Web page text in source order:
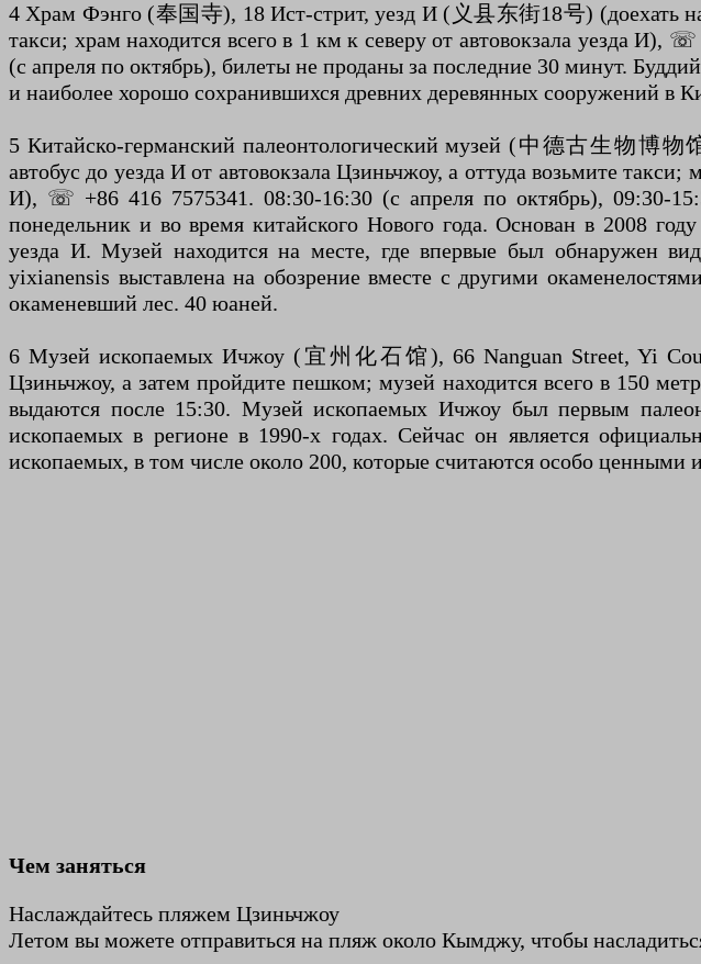
4 Храм Фэнго (奉国寺), 18 Ист-стрит, уезд И (义县东街18号) (доехать
такси; храм находится всего в 1 км к северу от автовокзала уезда
(с апреля по октябрь), билеты не проданы за последние 30 минут.
и наиболее хорошо сохранившихся древних деревянных сооружений в
5 Китайско-германский палеонтологический музей (中德古生物博
автобус до уезда И от автовокзала Цзиньчжоу, а оттуда возьмите
И), ☏ +86 416 7575341. 08:30-16:30 (с апреля по октябрь), 09:30-
понедельник и во время китайского Нового года. Основан в 2008
уезда И. Музей находится на месте, где впервые был обнаружен
yixianensis выставлена ​​на обозрение вместе с другими
окаменевший лес. 40 юаней.
6 Музей ископаемых Ичжоу (宜州化石馆), 66 Nanguan Street, Yi
Цзиньчжоу, а затем пройдите пешком; музей находится всего в 150
выдаются после 15:30. Музей ископаемых Ичжоу был первым
ископаемых в регионе в 1990-х годах. Сейчас он является
ископаемых, в том числе около 200, которые считаются особо ценными
Чем заняться
Наслаждайтесь пляжем Цзиньчжоу
Летом вы можете отправиться на пляж около Кымджу, чтобы